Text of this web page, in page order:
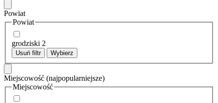
Powiat
Powiat
grodziski 2
Usuń filtr Wybierz
Miejscowość (najpopularniejsze)
Miejscowość